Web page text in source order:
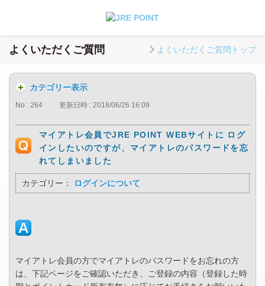
よくいただくご質問 よくいただくご質問トップ
カテゴリー表示
No : 264 更新日時 : 2018/06/26 16:09
マイアトレ会員でJRE POINT WEBサイトに ログ
インしたいのですが、マイアトレのパスワードを忘
れてしまいました
カテゴリー： ログインについて
マイアトレ会員の方でマイアトレのパスワードをお忘れの方
は、下記ページをご確認いただき、ご登録の内容（登録した時